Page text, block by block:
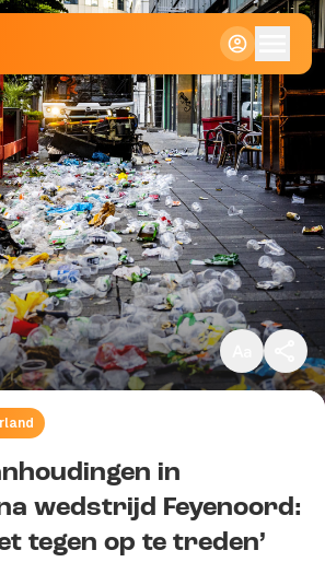
Klein
Standaard
Groot
in
wedstrijd Feyenoord:
tegen op te treden’